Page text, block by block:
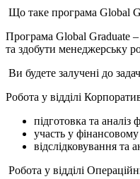
Що таке програма Global
Програма Global Graduate
та здобути менеджерську
Ви будете залучені до
Робота у відділі
підготовка та аналіз
участь у фінансовому
відслідковування та
Робота у відділі